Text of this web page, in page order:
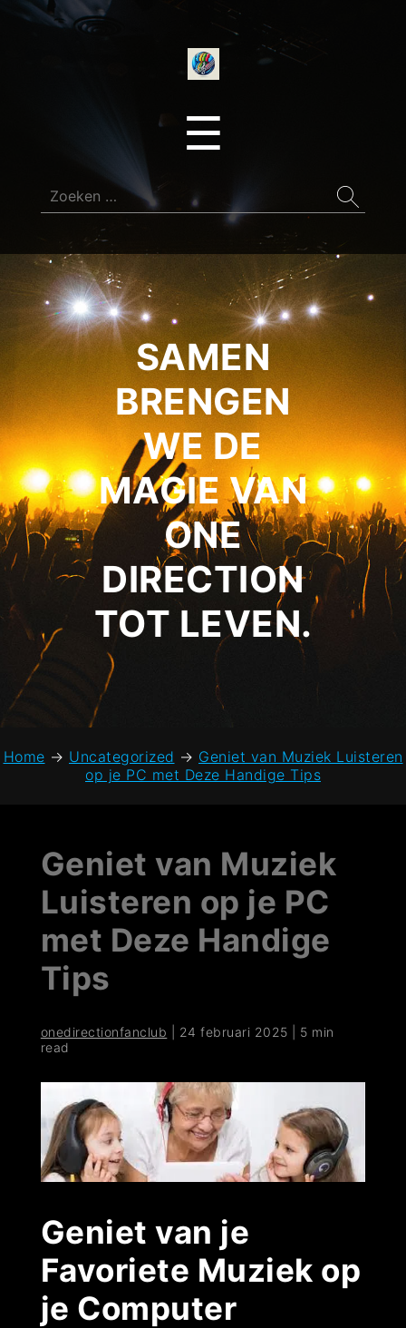
☰
Zoeken
naar:
SAMEN
BRENGEN
WE DE
MAGIE VAN
ONE
DIRECTION
TOT LEVEN.
Home → Uncategorized → Geniet van Muziek Luisteren
op je PC met Deze Handige Tips
Geniet van Muziek
Luisteren op je PC
met Deze Handige
Tips
onedirectionfanclub 24 februari 2025
5 min
read
Geniet van je
Favoriete Muziek op
je Computer